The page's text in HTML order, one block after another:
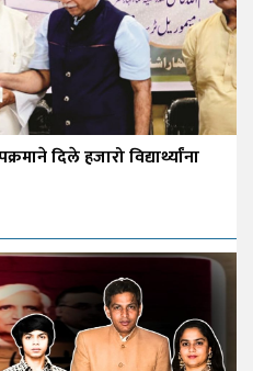
दिले हजारो विद्यार्थ्यांना